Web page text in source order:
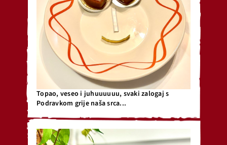
Topao, veseo i juhuuuuuu, svaki zalogaj s
Podravkom grije naša srca...